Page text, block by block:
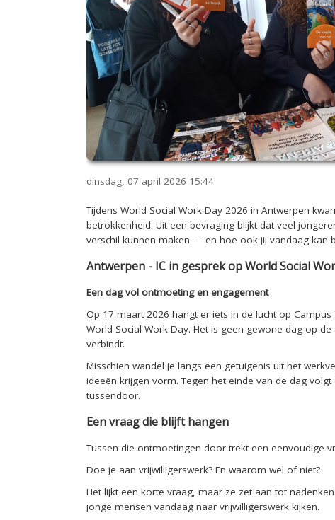
dinsdag, 07 april 2026 15:44
Tijdens World Social Work Day 2026 in Antwerpen
betrokkenheid. Uit een bevraging blijkt dat veel
verschil kunnen maken — en hoe ook jij vandaag kan
Antwerpen - IC in gesprek op World Social
Een dag vol ontmoeting en engagement
Op 17 maart 2026 hangt er iets in de lucht op
World Social Work Day. Het is geen gewone dag op
verbindt.
Misschien wandel je langs een getuigenis uit het
ideeën krijgen vorm. Tegen het einde van de dag
tussendoor.
Een vraag die blijft hangen
Tussen die ontmoetingen door trekt een eenvoudige
Doe je aan vrijwilligerswerk? En waarom wel of niet?
Het lijkt een korte vraag, maar ze zet aan tot
jonge mensen vandaag naar vrijwilligerswerk kijken.